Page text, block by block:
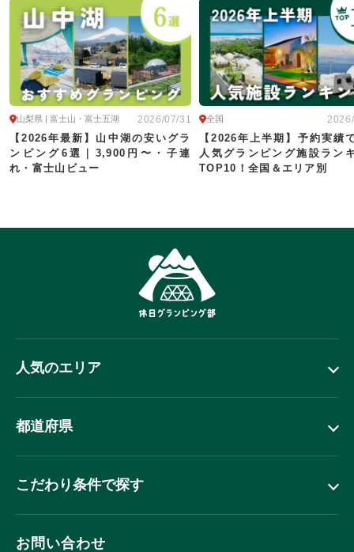
2026/07/31
山梨県 | 富士山・富士五湖
【2026年最新】山中湖の安いグラ
ンピング6選｜3,900円〜・子連
れ・富士山ビュー
全国
【2026年上半期】予約実績
人気グランピング施設ラン
TOP10！全国＆エリア別
人気のエリア
都道府県
こだわり条件で探す
お問い合わせ